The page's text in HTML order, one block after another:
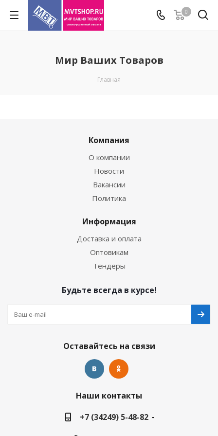
0
Мир Ваших Товаров
Главная
Компания
О компании
Новости
Вакансии
Политика
Информация
Доставка и оплата
Оптовикам
Тендеры
Будьте всегда в курсе!
Оставайтесь на связи
Наши контакты
+7 (34249) 5-48-82